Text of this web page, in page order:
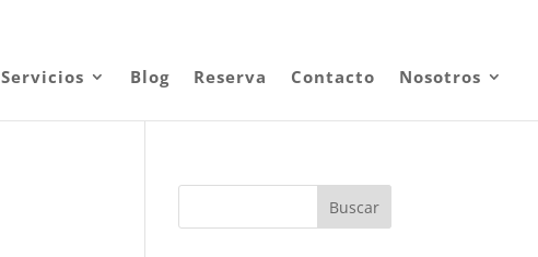
Servicios Blog Reserva Contacto Nosotros